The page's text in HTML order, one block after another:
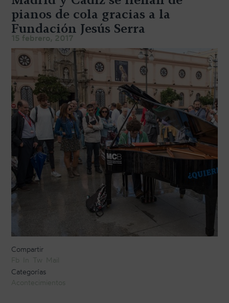
TRANSPORTE Y ALMACENAJE
MANTENIMIENTO Y TASACIÓN
SISTEMA SILENT
RESTAURACIÓN
NOSOTROS
HISTORIA
EQUIPO
MEDIOS
SHOWROOMS
BLOG
pianos de cola gracias a la
Fundación Jesús Serra
15 febrero, 2017
Compartir
Fb
In Tw
Mail
Categorías
Acontecimientos